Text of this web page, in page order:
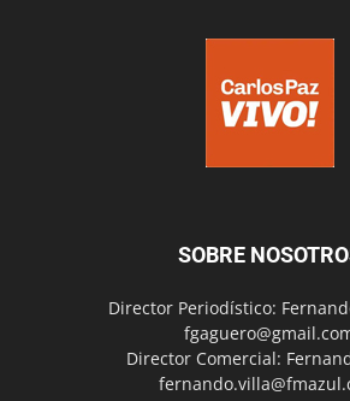
SOBRE
Director Periodístico:
Director Comercial: